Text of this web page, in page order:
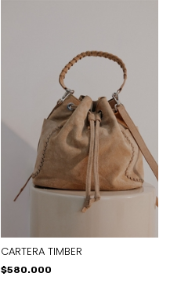
CARTERA TIMBER
$580.000